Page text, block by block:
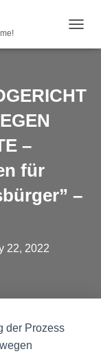
–
für
–
22, 2022
der Prozess